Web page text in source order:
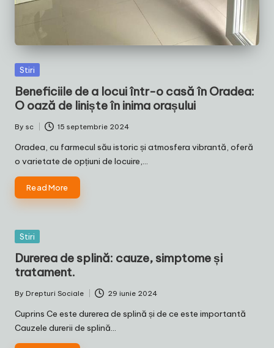
Posted
Stiri
Beneficiile de a locui într-o casă în Oradea:
O oază de liniște în inima orașului
Posted
by
By sc 15 septembrie 2024
Oradea, cu farmecul său istoric și atmosfera vibrantă, oferă
o varietate de opțiuni de locuire,…
Read More
Posted
Stiri
Durerea de splină: cauze, simptome și
tratament.
Posted
by
By Drepturi Sociale 29 iunie 2024
Cuprins Ce este durerea de splină și de ce este importantă
Cauzele durerii de splină…